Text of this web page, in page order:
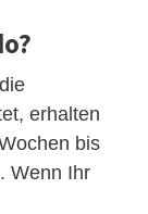
erhalten
bis
Wenn Ihr